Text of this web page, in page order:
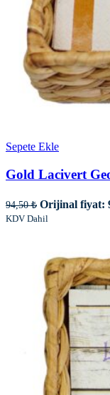
Sepete Ekle
Gold Lacivert
94,50₺ Orijinal fiyat:
KDV Dahil